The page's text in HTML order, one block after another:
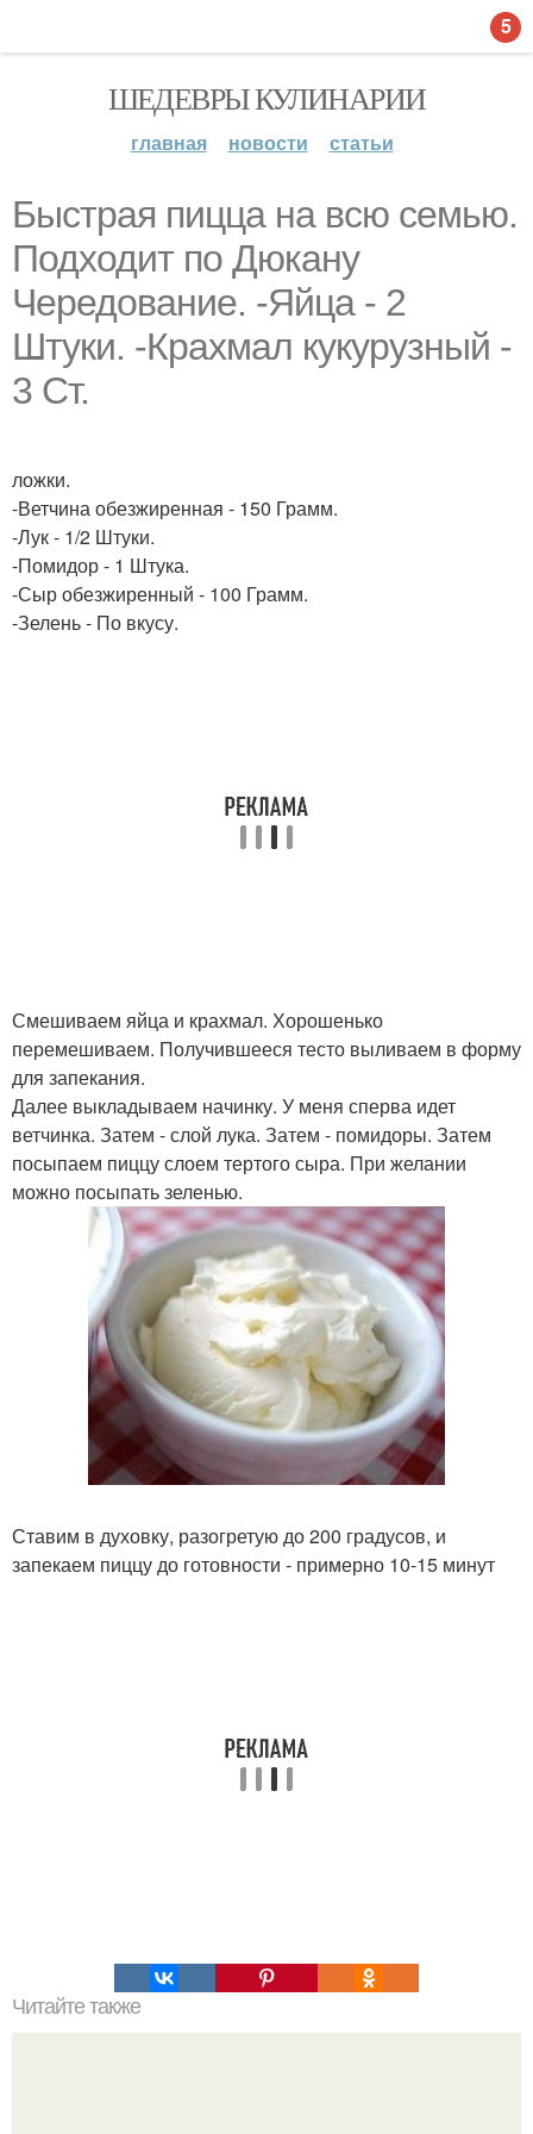
ШЕДЕВРЫ КУЛИНАРИИ
главная новости статьи
Быстрая пицца на всю семью.
Подходит по Дюкану
Чередование. -Яйца - 2
Штуки. -Крахмал кукурузный -
3 Ст.
ложки.
-Ветчина обезжиренная - 150 Грамм.
-Лук - 1/2 Штуки.
-Помидор - 1 Штука.
-Сыр обезжиренный - 100 Грамм.
-Зелень - По вкусу.
Смешиваем яйца и крахмал. Хорошенько
перемешиваем. Получившееся тесто выливаем в форму
для запекания.
Далее выкладываем начинку. У меня сперва идет
ветчинка. Затем - слой лука. Затем - помидоры. Затем
посыпаем пиццу слоем тертого сыра. При желании
можно посыпать зеленью.
Ставим в духовку, разогретую до 200 градусов, и
запекаем пиццу до готовности - примерно 10-15 минут
Читайте также
5